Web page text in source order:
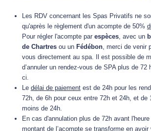
Les RDV concernant les Spas Privatifs ne
qu'après le règlement d'un acompte de 50%
Pour régler l'acompte par espèces, avec un
de Chartresou un Fédébon, merci de venir
vous directement au spa.
Il est possible de
d’annuler un rendez-vous de SPA plus de 72
ci.
Le délai de paiementest de 24h pour les
72h, de 6h pour ceux entre 72h et 24h, et de
moins de 24h.
En cas d'annulation plus de 72h avant
montant de l’acompte se transforme en avoir